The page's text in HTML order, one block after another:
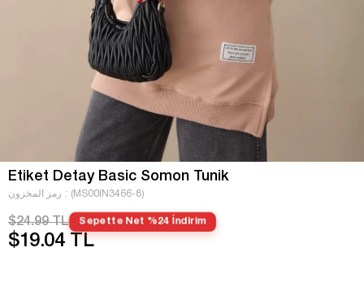
Etiket Detay Basic Somon Tunik
رمز المخزون (MS00IN3466-8)
$24.99 TL Sepette Net %24 İndirim
$19.04 TL